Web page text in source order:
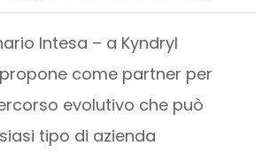
Intesa – a Kyndryl
come partner per
evolutivo che può
tipo di azienda